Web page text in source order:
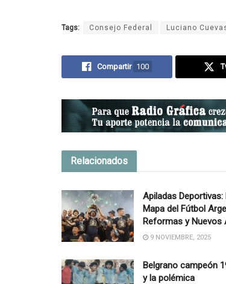
Tags: Consejo Federal Luciano
Compartir 100
Relacionados
Apiladas Deportivas:
Mapa del Fútbol
Reformas y Nuevos
9 NOVIEMBRE, 2025
Belgrano campeón
y la polémica